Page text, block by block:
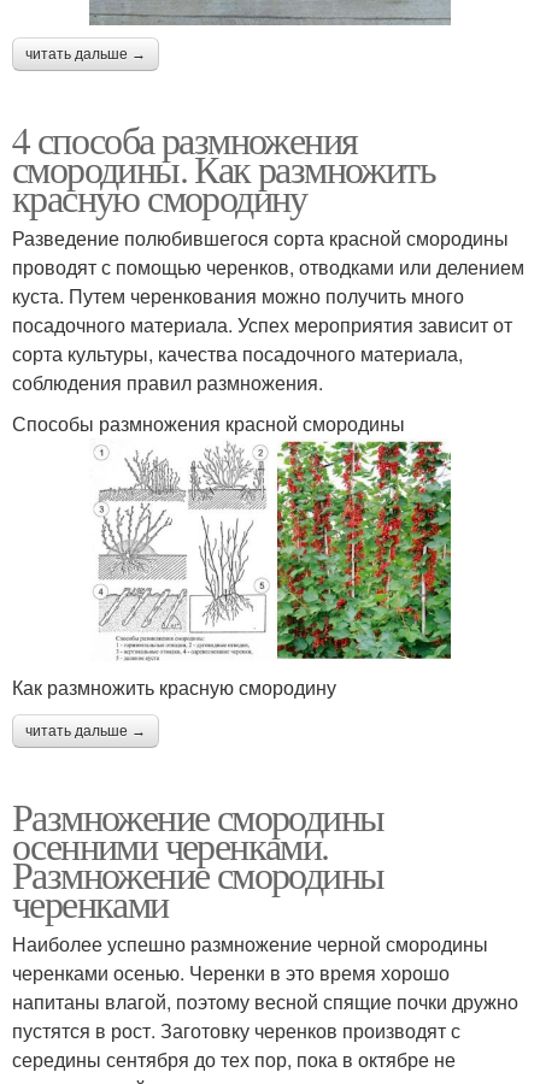
читать дальше →
4 способа размножения
смородины. Как размножить
красную смородину
Разведение полюбившегося сорта красной смородины
проводят с помощью черенков, отводками или делением
куста. Путем черенкования можно получить много
посадочного материала. Успех мероприятия зависит от
сорта культуры, качества посадочного материала,
соблюдения правил размножения.
Способы размножения красной смородины
Как размножить красную смородину
читать дальше →
Размножение смородины
осенними черенками.
Размножение смородины
черенками
Наиболее успешно размножение черной смородины
черенками осенью. Черенки в это время хорошо
напитаны влагой, поэтому весной спящие почки дружно
пустятся в рост. Заготовку черенков производят с
середины сентября до тех пор, пока в октябре не